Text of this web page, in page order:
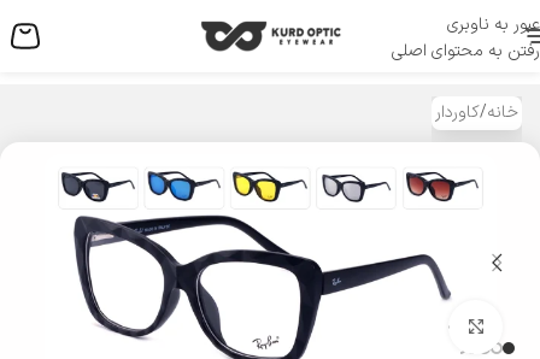
عبور به ناوبری
رفتن به محتوای اصلی
منو
خانه/کاوردار
بزرگنمایی تصویر